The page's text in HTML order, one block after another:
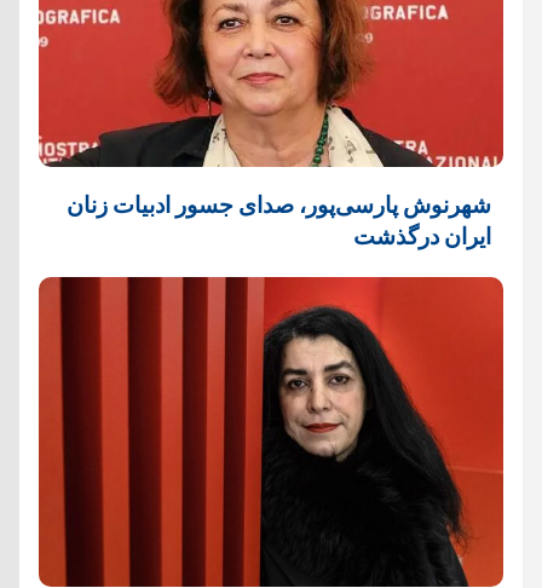
شهرنوش پارسی‌پور، صدای جسور ادبیات زنان
ایران درگذشت